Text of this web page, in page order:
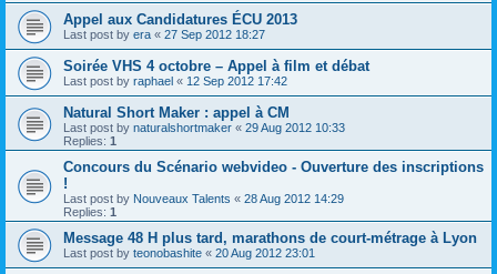
Appel aux Candidatures ÉCU 2013
Last post by era « 27 Sep 2012 18:27
Soirée VHS 4 octobre – Appel à film et débat
Last post by raphael « 12 Sep 2012 17:42
Natural Short Maker : appel à CM
Last post by naturalshortmaker « 29 Aug 2012 10:33
Replies: 1
Concours du Scénario webvideo - Ouverture des inscriptions
!
Last post by Nouveaux Talents « 28 Aug 2012 14:29
Replies: 1
Message 48 H plus tard, marathons de court-métrage à Lyon
Last post by teonobashite « 20 Aug 2012 23:01